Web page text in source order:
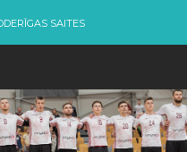
SAITES